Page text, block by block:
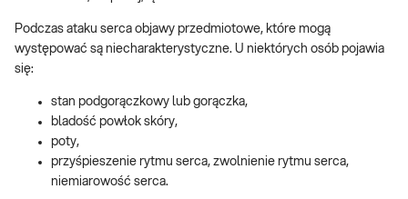
Podczas ataku serca objawy przedmiotowe, które mogą
występować są niecharakterystyczne. U niektórych osób pojawia
się:
stan podgorączkowy lub gorączka,
bladość powłok skóry,
poty,
przyśpieszenie rytmu serca, zwolnienie rytmu serca,
niemiarowość serca.